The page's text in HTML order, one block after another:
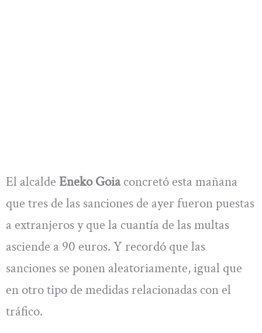
El alcalde Eneko Goiaconcretó esta mañana
que tres de las sanciones de ayer fueron puestas
a extranjeros y que la cuantía de las multas
asciende a 90 euros. Y recordó que las
sanciones se ponen aleatoriamente, igual que
en otro tipo de medidas relacionadas con el
tráfico.